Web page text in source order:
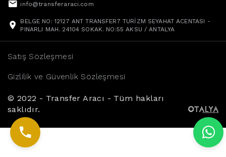
info@transferaraci.com
BELGE NO: 12127 ANT TRANSFER7 TURİZM SEYAHAT ACENTASI -
PINARLI MAH. 24104 SOKAK. NO:55 AKSU / ANTALYA
© 2022 - Transfer Aracı - Tüm hakları
saklıdır.
Gizlilik ve Güvenlik Sözleşmesi
Satış Sözleşmesi